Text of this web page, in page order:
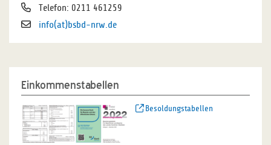
Telefon: 0211 461259
info(at)bsbd-nrw.de
Einkommenstabellen
Besoldungstabellen